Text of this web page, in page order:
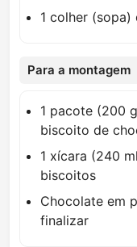
1 colher (sopa)
Para a montagem
1 pacote (200
biscoito de
1 xícara (240
biscoitos
Chocolate em
finalizar